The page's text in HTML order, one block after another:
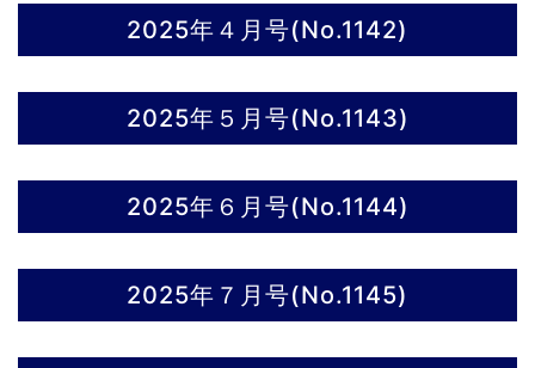
2025年４月号(No.1142)
2025年５月号(No.1143)
2025年６月号(No.1144)
2025年７月号(No.1145)